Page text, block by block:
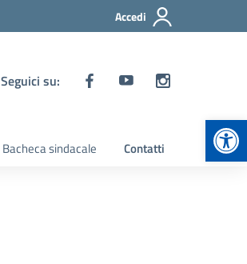
Accedi
Seguici su:
Bacheca sindacale Contatti